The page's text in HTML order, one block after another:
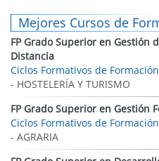
Mejores Cursos de
FP Grado Superior en Gestión
Distancia
Ciclos Formativos de
- HOSTELERÍA Y TURISMO
FP Grado Superior en Gestión
Ciclos Formativos de
- AGRARIA